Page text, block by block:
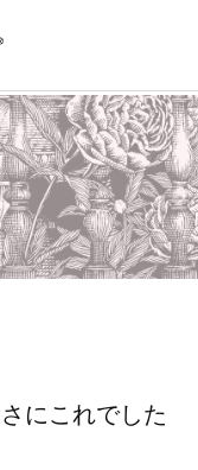
にこれでした